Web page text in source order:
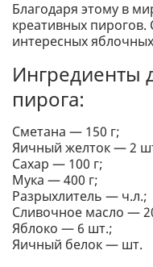
Благодаря этому в
креативных пирогов.
интересных
Ингредиенты
пирога:
Сметана — 150 г;
Яичный желток — 2
Сахар — 100 г;
Мука — 400 г;
Разрыхлитель — ч.л.;
Сливочное масло —
Яблоко — 6 шт.;
Яичный белок — шт.